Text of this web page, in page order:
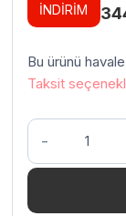
İNDİRİM
Bu ürünü
Taksit
Felvini
Raptor
Tam